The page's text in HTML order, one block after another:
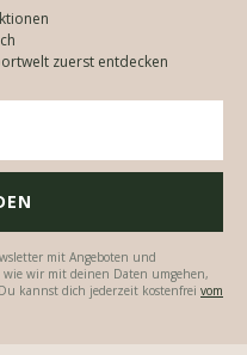
zuerst entdecken
mit Angeboten und
wir mit deinen Daten umgehen,
kannst dich jederzeit kostenfrei vom